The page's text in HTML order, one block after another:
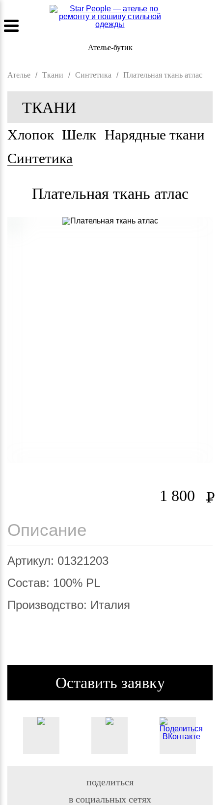
Ателье-бутик
Ателье / Ткани / Синтетика / Плательная ткань атлас
ТКАНИ
Хлопок Шелк Нарядные ткани
Синтетика
Плательная ткань атлас
1 800 Р
Описание
Артикул: 01321203
Состав: 100% PL
Производство: Италия
Оставить заявку
поделиться
в социальных сетях